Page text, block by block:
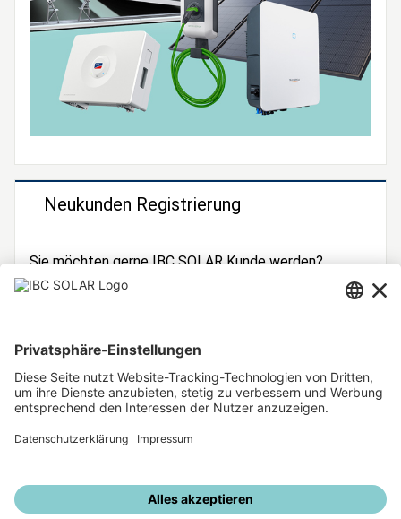
Neukunden Registrierung
Sie möchten gerne IBC SOLAR Kunde werden?
Dann registrieren Sie sich jetzt!
Unsere weiteren Angebote
IBC SOLAR Webseite